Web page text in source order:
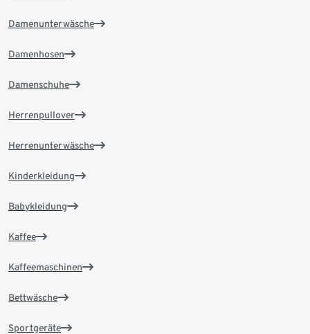
Damenunterwäsche
Damenhosen
Damenschuhe
Herrenpullover
Herrenunterwäsche
Kinderkleidung
Babykleidung
Kaffee
Kaffeemaschinen
Bettwäsche
Sportgeräte